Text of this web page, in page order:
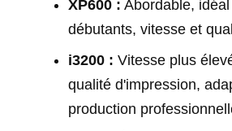
XP600 : Abordable,
débutants, vitesse et
i3200 : Vitesse plus
qualité d'impression,
production